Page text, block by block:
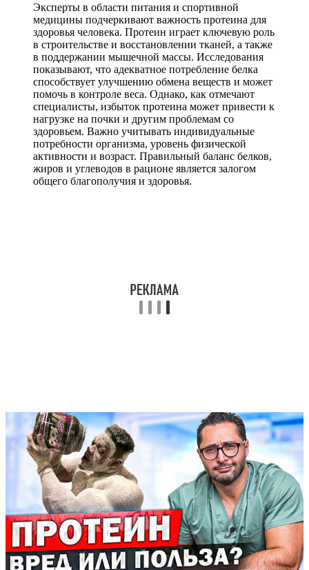
Эксперты в области питания и спортивной
медицины подчеркивают важность протеина для
здоровья человека. Протеин играет ключевую роль
в строительстве и восстановлении тканей, а также
в поддержании мышечной массы. Исследования
показывают, что адекватное потребление белка
способствует улучшению обмена веществ и может
помочь в контроле веса. Однако, как отмечают
специалисты, избыток протеина может привести к
нагрузке на почки и другим проблемам со
здоровьем. Важно учитывать индивидуальные
потребности организма, уровень физической
активности и возраст. Правильный баланс белков,
жиров и углеводов в рационе является залогом
общего благополучия и здоровья.